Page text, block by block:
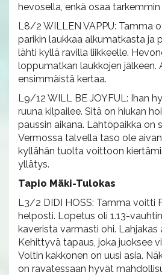
hevosella, enkä osaa
L8/2 WILLEN VAPPU: Tamma
parikin laukkaa alkumatkasta ja
lähti kyllä ravilla liikkeelle.
loppumatkan laukkojen jälkeen.
ensimmäistä kertaa.
L9/12 WILL BE JOYFUL: Ihan
ruuna kilpailee. Sitä on hiukan
paussin aikana. Lähtöpaikka on
Vermossa talvella taso ole
kyllähän tuolta voittoon
yllätys.
Tapio Mäki-Tulokas
L3/2 DIDI HOSS: Tamma voitti
helposti. Lopetus oli 1.13-
kaverista varmasti ohi. Lahjakas
Kehittyvä tapaus, joka juoksee
Voltin kakkonen on uusi asia.
on ravatessaan hyvät